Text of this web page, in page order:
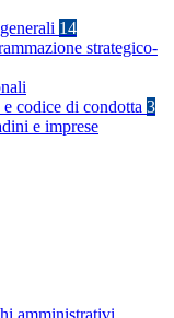
14
strategico-
codice di condotta 3
e imprese